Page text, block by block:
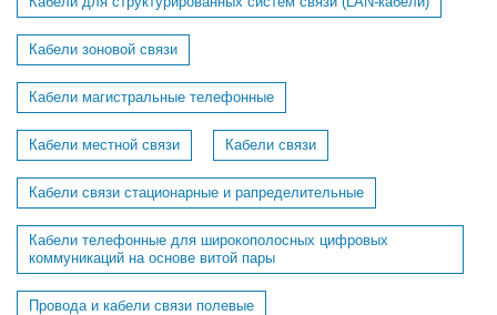
Кабели зоновой связи
Кабели магистральные телефонные
Кабели местной связи Кабели связи
Кабели связи стационарные и рапределительные
Кабели телефонные для широкополосных цифровых
коммуникаций на основе витой пары
Провода и кабели связи полевые